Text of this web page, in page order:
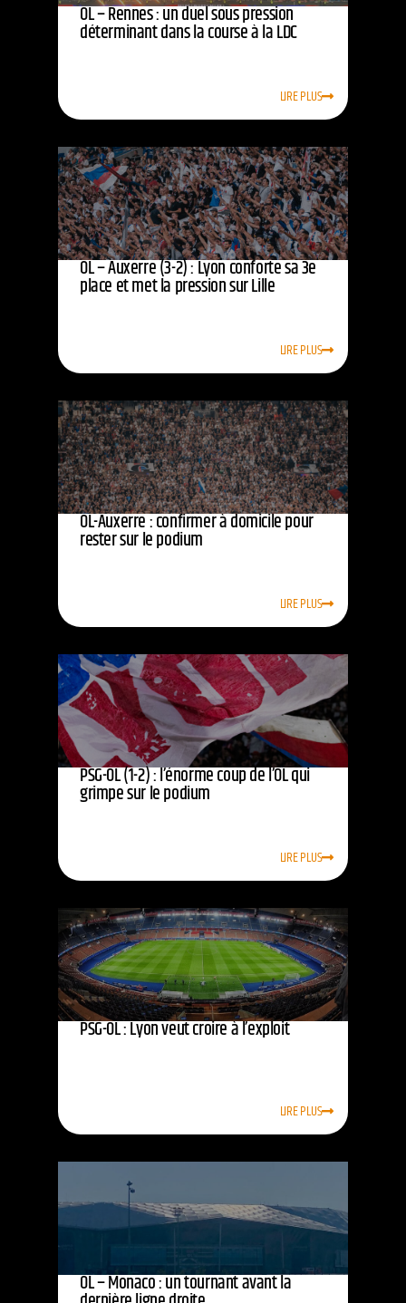
OL – Rennes : un duel sous pression
déterminant dans la course à la LDC
LIRE PLUS
OL – Auxerre (3-2) : Lyon conforte sa 3e
place et met la pression sur Lille
LIRE PLUS
OL-Auxerre : confirmer à domicile pour
rester sur le podium
LIRE PLUS
PSG-OL (1-2) : l’énorme coup de l’OL qui
grimpe sur le podium
LIRE PLUS
PSG-OL : Lyon veut croire à l’exploit
LIRE PLUS
OL – Monaco : un tournant avant la